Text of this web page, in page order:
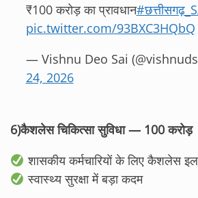
₹100 करोड़ का प्रावधान
pic.twitter.com/93BXC3HQbQ
— Vishnu Deo Sai
24, 2026
6)कैशलेस चिकित्सा सुविधा — 100 करोड़
शासकीय कर्मचारियों के लिए कैशलेस
स्वास्थ्य सुरक्षा में बड़ा कदम